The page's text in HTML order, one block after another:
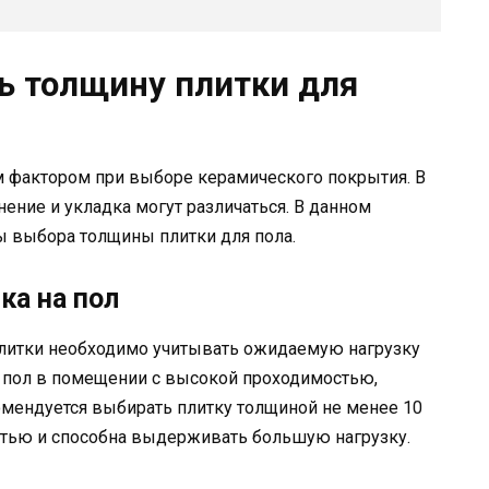
толщину плитки для
при выборе керамического покрытия. В
и укладка могут различаться. В данном
толщины плитки для пола.
на пол
необходимо учитывать ожидаемую нагрузку
пол в помещении с высокой проходимостью,
выбирать плитку толщиной не менее 10
и способна выдерживать большую нагрузку.